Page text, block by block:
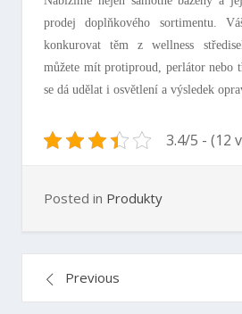
prodej doplňkového sortimentu.
konkurovat těm z wellness
můžete mít protiproud, perlátor nebo
se dá udělat i osvětlení a výsledek
3.4/5 - (12
Posted in Produkty
Navigace
Previous